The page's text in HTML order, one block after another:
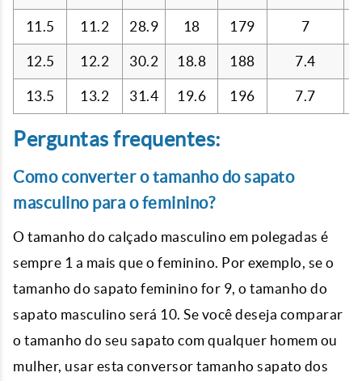
11.5 11.2 28.9 18 179 7
12.5 12.2 30.2 18.8 188 7.4
13.5 13.2 31.4 19.6 196 7.7
Perguntas frequentes:
Como converter o tamanho do sapato
masculino para o feminino?
O tamanho do calçado masculino em polegadas é
sempre 1 a mais que o feminino. Por exemplo, se o
tamanho do sapato feminino for 9, o tamanho do
sapato masculino será 10. Se você deseja comparar
o tamanho do seu sapato com qualquer homem ou
mulher, usar esta conversor tamanho sapato dos